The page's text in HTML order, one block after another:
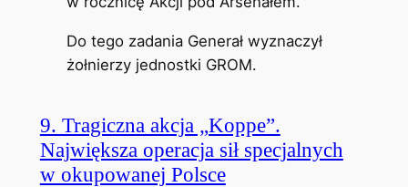
Do tego zadania Generał wyznaczył
żołnierzy jednostki GROM.
9. Tragiczna akcja „Koppe”.
Największa operacja sił specjalnych
w okupowanej Polsce